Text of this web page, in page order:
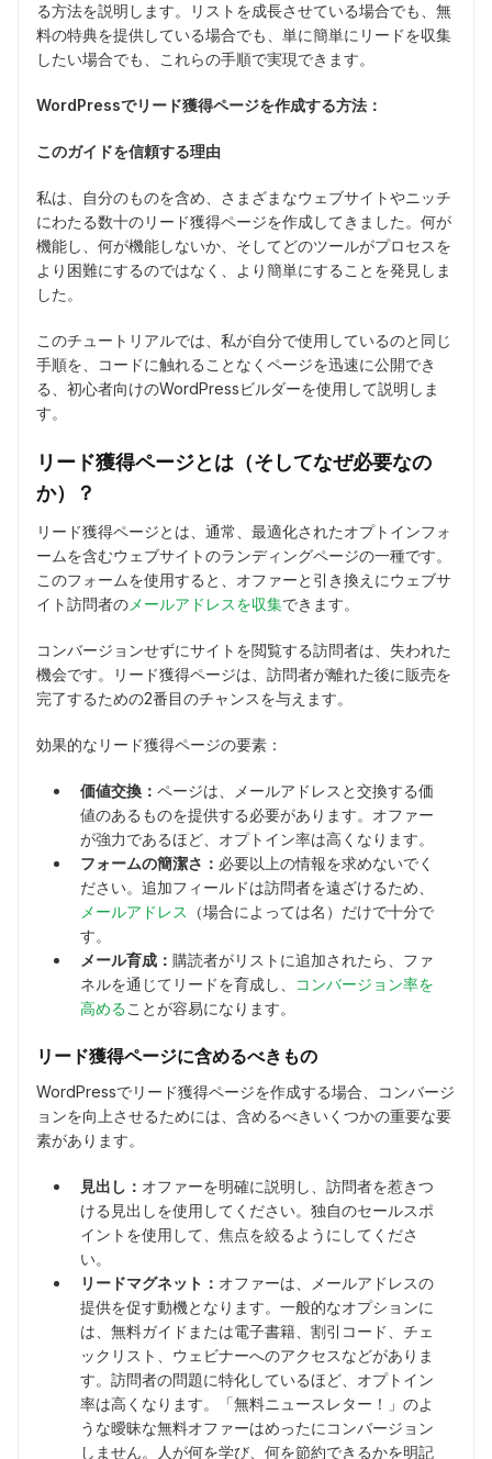
る方法を説明します。リストを成長させている場合でも、無
料の特典を提供している場合でも、単に簡単にリードを収集
したい場合でも、これらの手順で実現できます。
WordPressでリード獲得ページを作成する方法：
このガイドを信頼する理由
私は、自分のものを含め、さまざまなウェブサイトやニッチ
にわたる数十のリード獲得ページを作成してきました。何が
機能し、何が機能しないか、そしてどのツールがプロセスを
より困難にするのではなく、より簡単にすることを発見しま
した。
このチュートリアルでは、私が自分で使用しているのと同じ
手順を、コードに触れることなくページを迅速に公開でき
る、初心者向けのWordPressビルダーを使用して説明しま
す。
リード獲得ページとは（そしてなぜ必要なの
か）？
リード獲得ページとは、通常、最適化されたオプトインフォ
ームを含むウェブサイトのランディングページの一種です。
このフォームを使用すると、オファーと引き換えにウェブサ
イト訪問者の メールアドレスを収集できます。
コンバージョンせずにサイトを閲覧する訪問者は、失われた
機会です。リード獲得ページは、訪問者が離れた後に販売を
完了するための2番目のチャンスを与えます。
効果的なリード獲得ページの要素：
価値交換： ページは、メールアドレスと交換する価
値のあるものを提供する必要があります。オファー
が強力であるほど、オプトイン率は高くなります。
フォームの簡潔さ： 必要以上の情報を求めないでく
ださい。追加フィールドは訪問者を遠ざけるため、
メールアドレス
（場合によっては名）だけで十分で
す。
メール育成： 購読者がリストに追加されたら、ファ
ネルを通じてリードを育成し、
コンバージョン率を
高めることが容易になります。
リード獲得ページに含めるべきもの
WordPressでリード獲得ページを作成する場合、コンバージ
ョンを向上させるためには、含めるべきいくつかの重要な要
素があります。
見出し： オファーを明確に説明し、訪問者を惹きつ
ける見出しを使用してください。独自のセールスポ
イントを使用して、焦点を絞るようにしてくださ
い。
リードマグネット： オファーは、メールアドレスの
提供を促す動機となります。一般的なオプションに
は、無料ガイドまたは電子書籍、割引コード、チェ
ックリスト、ウェビナーへのアクセスなどがありま
す。訪問者の問題に特化しているほど、オプトイン
率は高くなります。「無料ニュースレター！」のよ
うな曖昧な無料オファーはめったにコンバージョン
しません。人が何を学び、何を節約できるかを明記